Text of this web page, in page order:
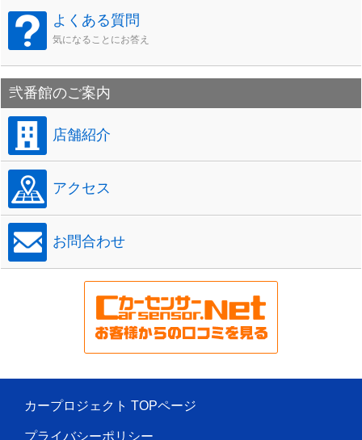
よくある質問
気になることにお答え
弐番館のご案内
店舗紹介
アクセス
お問合わせ
カープロジェクト TOPページ
プライバシーポリシー